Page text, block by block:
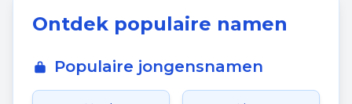
Ontdek populaire namen
Populaire jongensnamen